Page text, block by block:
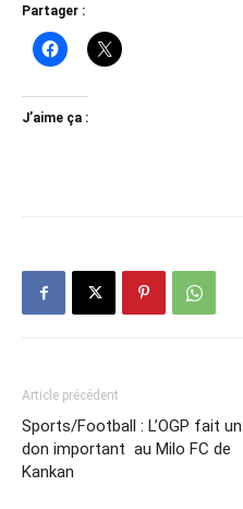
Partager :
J’aime ça :
Article précédent
Sports/Football : L’OGP fait un
don important au Milo FC de
Kankan